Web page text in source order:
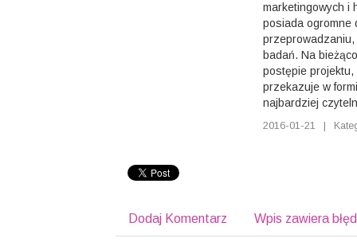
marketingowych i
posiada ogromne
badań. Na
postępie
przekazuje w
najbardziej
2016-01-21 |
Dodaj Komentarz Wpis zawiera